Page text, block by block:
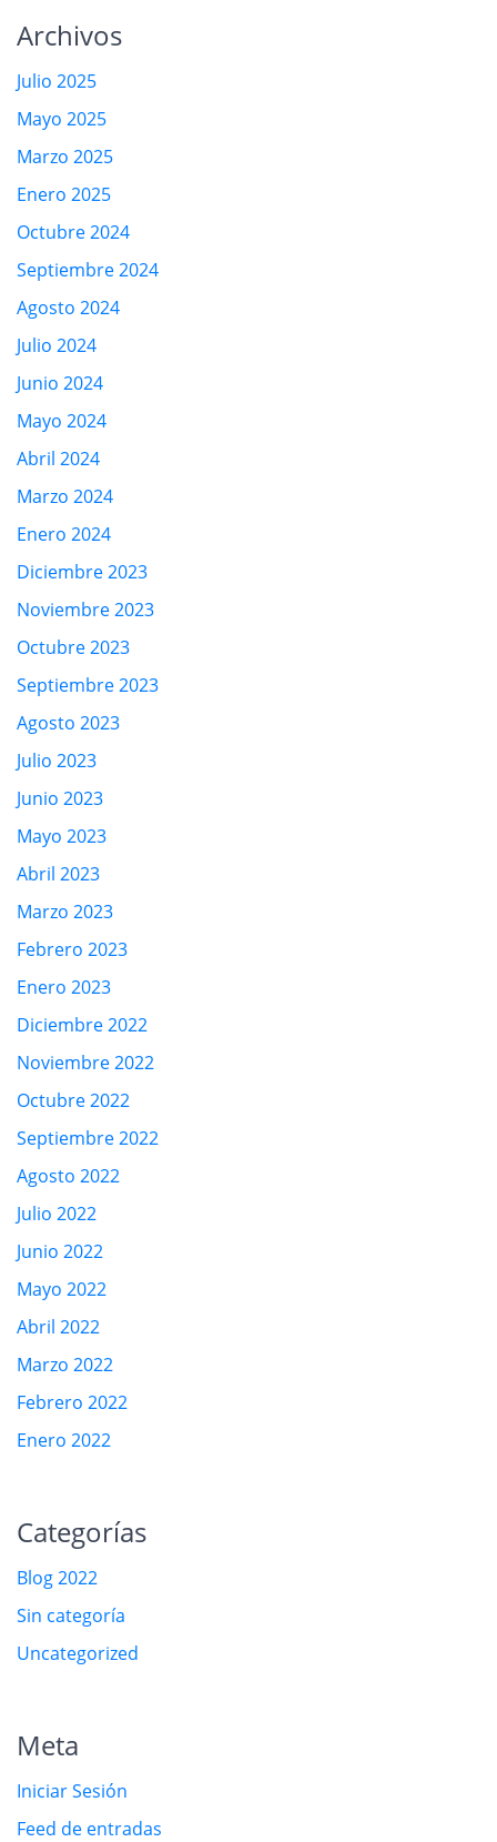
Archivos
Julio 2025
Mayo 2025
Marzo 2025
Enero 2025
Octubre 2024
Septiembre 2024
Agosto 2024
Julio 2024
Junio 2024
Mayo 2024
Abril 2024
Marzo 2024
Enero 2024
Diciembre 2023
Noviembre 2023
Octubre 2023
Septiembre 2023
Agosto 2023
Julio 2023
Junio 2023
Mayo 2023
Abril 2023
Marzo 2023
Febrero 2023
Enero 2023
Diciembre 2022
Noviembre 2022
Octubre 2022
Septiembre 2022
Agosto 2022
Julio 2022
Junio 2022
Mayo 2022
Abril 2022
Marzo 2022
Febrero 2022
Enero 2022
Categorías
Blog 2022
Sin categoría
Uncategorized
Meta
Iniciar Sesión
Feed de entradas